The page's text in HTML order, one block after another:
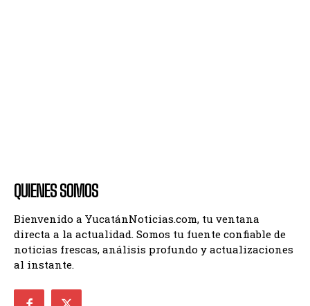
QUIENES SOMOS
Bienvenido a YucatánNoticias.com, tu ventana
directa a la actualidad. Somos tu fuente confiable de
noticias frescas, análisis profundo y actualizaciones
al instante.